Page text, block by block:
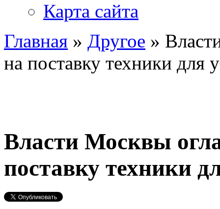
Карта сайта
Главная » Другое »
на поставку техники для
Власти Москвы
поставку техники